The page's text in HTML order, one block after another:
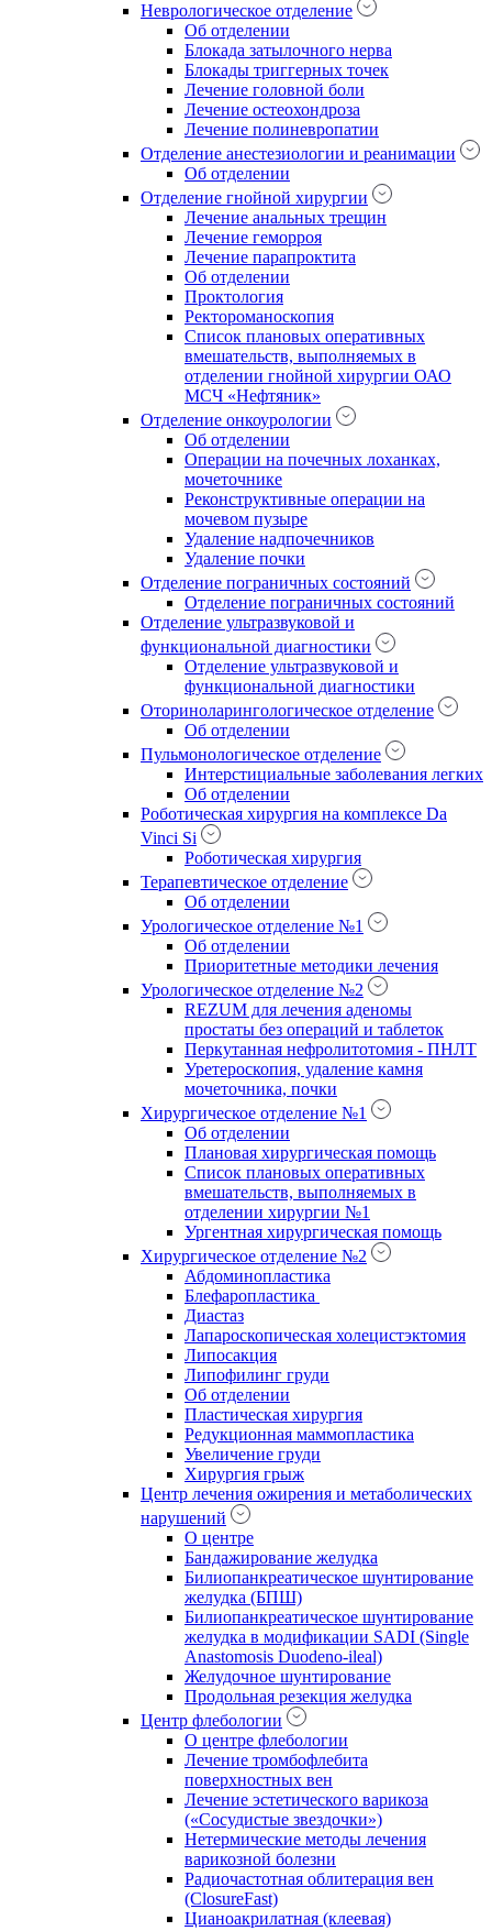
Неврологическое отделение
Об отделении
Блокада затылочного нерва
Блокады триггерных точек
Лечение головной боли
Лечение остеохондроза
Лечение полиневропатии
Отделение анестезиологии и реанимации
Об отделении
Отделение гнойной хирургии
Лечение анальных трещин
Лечение геморроя
Лечение парапроктита
Об отделении
Проктология
Ректороманоскопия
Список плановых оперативных
вмешательств, выполняемых в
отделении гнойной хирургии ОАО
МСЧ «Нефтяник»
Отделение онкоурологии
Об отделении
Операции на почечных лоханках,
мочеточнике
Реконструктивные операции на
мочевом пузыре
Удаление надпочечников
Удаление почки
Отделение пограничных состояний
Отделение пограничных состояний
Отделение ультразвуковой и
функциональной диагностики
Отделение ультразвуковой и
функциональной диагностики
Оториноларингологическое отделение
Об отделении
Пульмонологическое отделение
Интерстициальные заболевания легких
Об отделении
Роботическая хирургия на комплексе Da
Vinci Si
Роботическая хирургия
Терапевтическое отделение
Об отделении
Урологическое отделение №1
Об отделении
Приоритетные методики лечения
Урологическое отделение №2
REZUM для лечения аденомы
простаты без операций и таблеток
Перкутанная нефролитотомия - ПНЛТ
Уретероскопия, удаление камня
мочеточника, почки
Хирургическое отделение №1
Об отделении
Плановая хирургическая помощь
Список плановых оперативных
вмешательств, выполняемых в
отделении хирургии №1
Ургентная хирургическая помощь
Хирургическое отделение №2
Абдоминопластика
Блефаропластика
Диастаз
Лапароскопическая холецистэктомия
Липосакция
Липофилинг груди
Об отделении
Пластическая хирургия
Редукционная маммопластика
Увеличение груди
Хирургия грыж
Центр лечения ожирения и метаболических
нарушений
О центре
Бандажирование желудка
Билиопанкреатическое шунтирование
желудка (БПШ)
Билиопанкреатическое шунтирование
желудка в модификации SADI (Single
Anastomosis Duodeno-ileal)
Желудочное шунтирование
Продольная резекция желудка
Центр флебологии
О центре флебологии
Лечение тромбофлебита
поверхностных вен
Лечение эстетического варикоза
(«Сосудистые звездочки»)
Нетермические методы лечения
варикозной болезни
Радиочастотная облитерация вен
(ClosureFast)
Цианоакрилатная (клеевая)